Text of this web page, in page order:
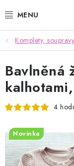
na
KOJENECKÉ,
ČEPICE,
OSUŠKY,
POUKAZY
Komplety, soupravy
Bavlněná
4
Novinka